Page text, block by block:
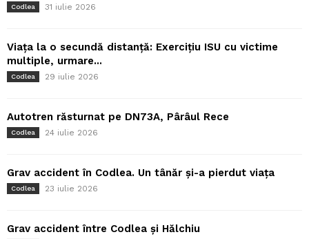
Codlea 31 iulie 2026
Viața la o secundă distanță: Exercițiu ISU cu victime
multiple, urmare...
Codlea 29 iulie 2026
Autotren răsturnat pe DN73A, Pârâul Rece
Codlea 24 iulie 2026
Grav accident în Codlea. Un tânăr și-a pierdut viața
Codlea 23 iulie 2026
Grav accident între Codlea și Hălchiu